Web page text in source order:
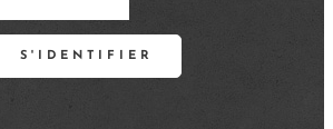
S'IDENTIFIER